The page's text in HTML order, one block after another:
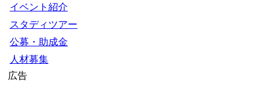
イベント紹介
スタディツアー
公募・助成金
人材募集
広告